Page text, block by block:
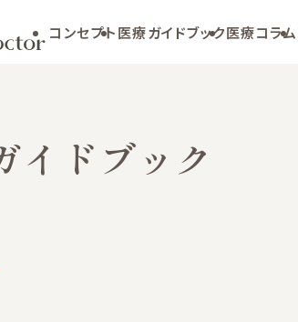
コンセプト医療ガイドブック医療コラム
イドブック